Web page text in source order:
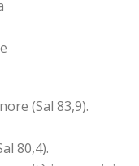
(Sal 83,9).
80,4).